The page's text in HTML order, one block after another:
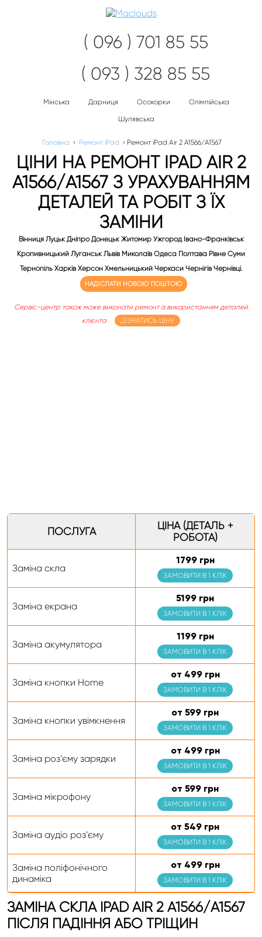
( 096 ) 701 85 55
( 093 ) 328 85 55
Мінська Дарниця Осокорки Олімпійська
Шулявська
Головна › Ремонт iPad › Ремонт iPad Air 2 A1566/A1567
ЦІНИ НА РЕМОНТ IPAD AIR 2
A1566/A1567 З УРАХУВАННЯМ
ДЕТАЛЕЙ ТА РОБІТ З ЇХ
ЗАМІНИ
Вінниця Луцьк Дніпро Донецьк Житомир Ужгород Івано-Франківськ
Кропивницький Луганськ Львів Миколаїв Одеса Полтава Рівне Суми
Тернопіль Харків Херсон Хмельницький Черкаси Чернігів Чернівці.
НАДІСЛАТИ НОВОЮ ПОШТОЮ
Сервіс-центр також може виконати ремонт із використанням деталей
клієнта
ДІЗНАТИСЬ ЦІНУ
ПОСЛУГА
ЦІНА (ДЕТАЛЬ +
РОБОТА)
Заміна скла
1799 грн
ЗАМОВИТИ В 1 КЛІК
Заміна екрана
5199 грн
ЗАМОВИТИ В 1 КЛІК
Заміна акумулятора
1199 грн
ЗАМОВИТИ В 1 КЛІК
Заміна кнопки Home
от 499 грн
ЗАМОВИТИ В 1 КЛІК
Заміна кнопки увімкнення
от 599 грн
ЗАМОВИТИ В 1 КЛІК
Заміна роз’єму зарядки
от 499 грн
ЗАМОВИТИ В 1 КЛІК
Заміна мікрофону
от 599 грн
ЗАМОВИТИ В 1 КЛІК
Заміна аудіо роз’єму
от 549 грн
ЗАМОВИТИ В 1 КЛІК
Заміна поліфонічного
динаміка
от 499 грн
ЗАМОВИТИ В 1 КЛІК
ЗАМІНА СКЛА IPAD AIR 2 A1566/A1567
ПІСЛЯ ПАДІННЯ АБО ТРІЩИН